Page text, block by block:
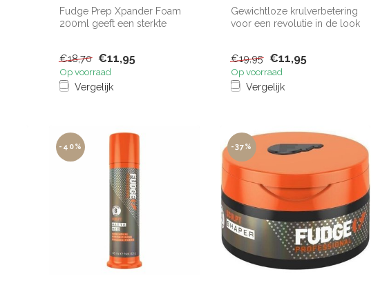
Fudge Prep Xpander Foam
200ml geeft een sterkte
€18,70 €11,95
Op voorraad
Vergelijk
Gewichtloze krulverbetering
voor een revolutie in de look
€19,95 €11,95
Op voorraad
Vergelijk
-40% -37%